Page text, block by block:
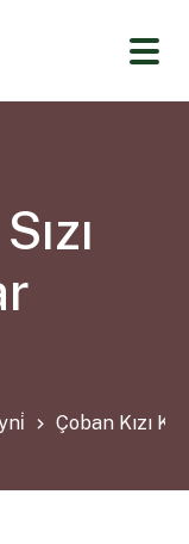
Çoban Kızı